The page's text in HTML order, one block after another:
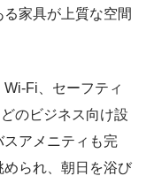
家具が上質な空間
Fi、セーフティ
のビジネス向け設
アメニティも完
られ、朝日を浴び